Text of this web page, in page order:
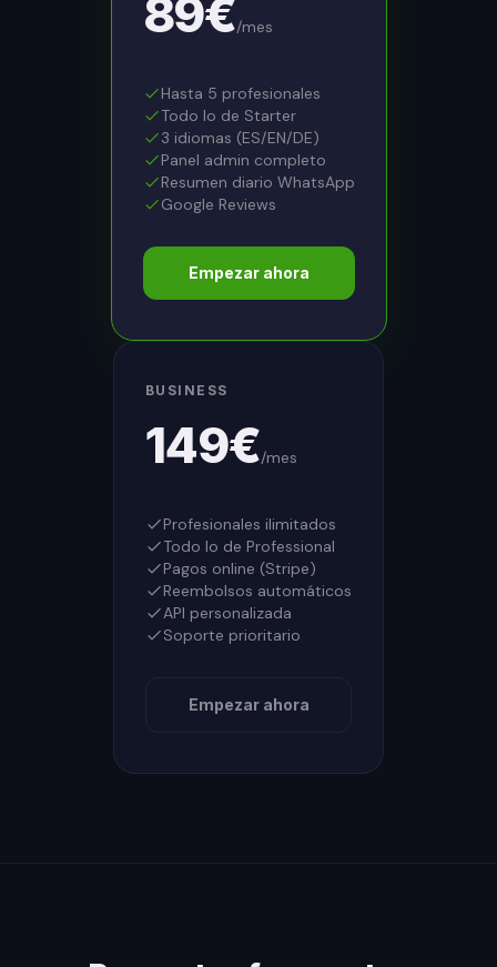
89€/mes
Hasta 5 profesionales
Todo lo de Starter
3 idiomas (ES/EN/DE)
Panel admin completo
Resumen diario WhatsApp
Google Reviews
Empezar ahora
BUSINESS
149€/mes
Profesionales ilimitados
Todo lo de Professional
Pagos online (Stripe)
Reembolsos automáticos
API personalizada
Soporte prioritario
Empezar ahora